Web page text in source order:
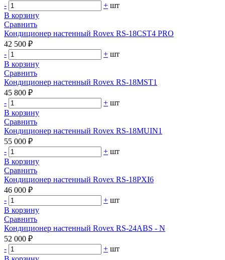
-
+ шт
В корзину
Сравнить
Кондиционер настенный Rovex RS-18CST4 PRO
42 500 ₽
-
+ шт
В корзину
Сравнить
Кондиционер настенный Rovex RS-18MST1
45 800 ₽
-
+ шт
В корзину
Сравнить
Кондиционер настенный Rovex RS-18MUIN1
55 000 ₽
-
+ шт
В корзину
Сравнить
Кондиционер настенный Rovex RS-18PXI6
46 000 ₽
-
+ шт
В корзину
Сравнить
Кондиционер настенный Rovex RS-24ABS - N
52 000 ₽
-
+ шт